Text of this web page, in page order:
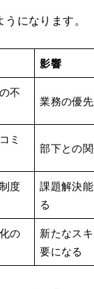
になります。
影響
不
業務の優
ミ
部下との
度
課題解決
る
の
新たなス
要になる